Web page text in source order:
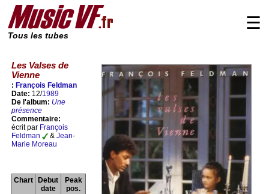
Tous les tubes
☰
Les Valses de
Vienne
: François Feldman
Date: 12/1989
De l'album: Une
présence
Commentaire:
écrit par François
Feldman
& Jean-
Marie Moreau
Chart
Debut
date
Peak
pos.